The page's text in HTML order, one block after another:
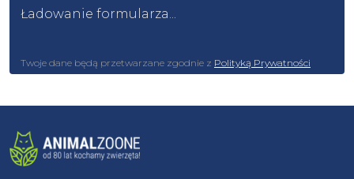
Ładowanie formularza...
Twoje dane będą przetwarzane zgodnie z Polityką Prywatności